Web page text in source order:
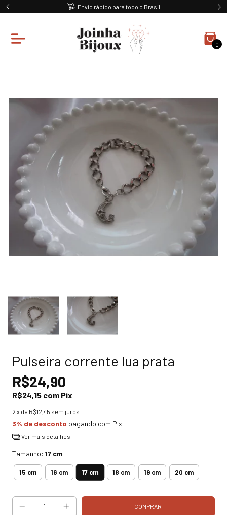
Envio rápido para todo o Brasil
0
Pulseira corrente lua prata
R$24,90
R$24,15 com Pix
2 x de R$12,45 sem juros
3% de desconto pagando com Pix
Ver mais detalhes
Tamanho: 17 cm
15 cm 16 cm 17 cm 18 cm 19 cm 20 cm